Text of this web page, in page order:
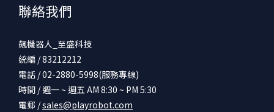
聯絡我們
飆機器人_至盛科技
統編 / 83212212
電話 / 02-2880-5998(服務專線)
時間 / 週一 ~ 週五 AM 8:30 ~ PM 5:30
電郵 /sales@playrobot.com